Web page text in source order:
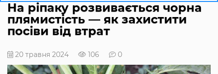
На ріпаку розвивається чорна
плямистість — як захистити
посіви від втрат
20 травня 2024 106 0